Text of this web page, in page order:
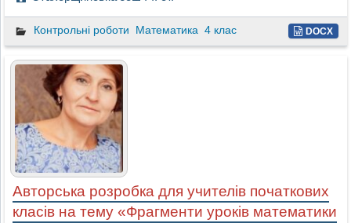
Контрольні роботи Математика 4 клас DOCX
Авторська розробка для учителів початкових
класів на тему «Фрагменти уроків математики